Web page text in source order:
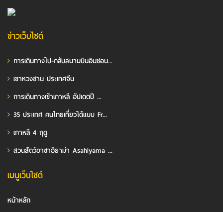
ข่าวเว็บไซต์
การเดินทางไป-กลับสนามบินอินชอน...
เขาหวงซาน ประเทศจีน
การเดินทางเข้าเกาหลี อัปเดตปี ...
35 ประเทศ คนไทยเที่ยวได้แบบ Fr...
เกาหลี 4 ฤดู
สวนสัตว์อาซาฮิยาม่า Asahiyama ...
เมนูเว็บไซต์
หน้าหลัก